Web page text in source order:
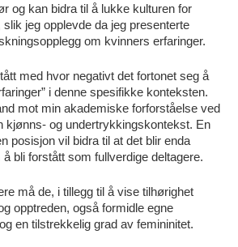
og kan bidra til å lukke kulturen for
jeg opplevde da jeg presenterte
om kvinners erfaringer.
med hvor negativt det fortonet seg å
i denne spesifikke konteksten.
mot min akademiske forforståelse ved
kjønns- og undertrykkingskontekst. En
posisjon vil bidra til at det blir enda
bli forstått som fullverdige deltagere.
må de, i tillegg til å vise tilhørighet
opptreden, også formidle egne
en tilstrekkelig grad av femininitet.